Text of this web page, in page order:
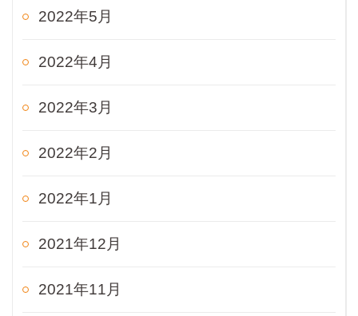
2022年5月
2022年4月
2022年3月
2022年2月
2022年1月
2021年12月
2021年11月